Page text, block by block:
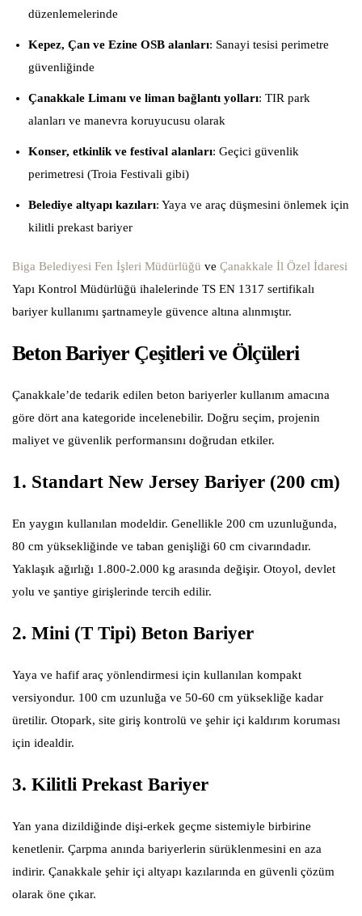
düzenlemelerinde
Kepez, Çan ve Ezine OSB alanları: Sanayi tesisi perimetre
güvenliğinde
Çanakkale Limanı ve liman bağlantı yolları: TIR park
alanları ve manevra koruyucusu olarak
Konser, etkinlik ve festival alanları: Geçici güvenlik
perimetresi (Troia Festivali gibi)
Belediye altyapı kazıları: Yaya ve araç düşmesini önlemek için
kilitli prekast bariyer
Biga Belediyesi Fen İşleri Müdürlüğü ve Çanakkale İl Özel İdaresi
Yapı Kontrol Müdürlüğü ihalelerinde TS EN 1317 sertifikalı
bariyer kullanımı şartnameyle güvence altına alınmıştır.
Beton Bariyer Çeşitleri ve Ölçüleri
Çanakkale’de tedarik edilen beton bariyerler kullanım amacına
göre dört ana kategoride incelenebilir. Doğru seçim, projenin
maliyet ve güvenlik performansını doğrudan etkiler.
1. Standart New Jersey Bariyer (200 cm)
En yaygın kullanılan modeldir. Genellikle 200 cm uzunluğunda,
80 cm yüksekliğinde ve taban genişliği 60 cm civarındadır.
Yaklaşık ağırlığı 1.800-2.000 kg arasında değişir. Otoyol, devlet
yolu ve şantiye girişlerinde tercih edilir.
2. Mini (T Tipi) Beton Bariyer
Yaya ve hafif araç yönlendirmesi için kullanılan kompakt
versiyondur. 100 cm uzunluğa ve 50-60 cm yüksekliğe kadar
üretilir. Otopark, site giriş kontrolü ve şehir içi kaldırım koruması
için idealdir.
3. Kilitli Prekast Bariyer
Yan yana dizildiğinde dişi-erkek geçme sistemiyle birbirine
kenetlenir. Çarpma anında bariyerlerin sürüklenmesini en aza
indirir. Çanakkale şehir içi altyapı kazılarında en güvenli çözüm
olarak öne çıkar.